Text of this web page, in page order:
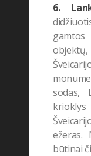
6.
gamtos
sodas,
ežeras.
būtinai